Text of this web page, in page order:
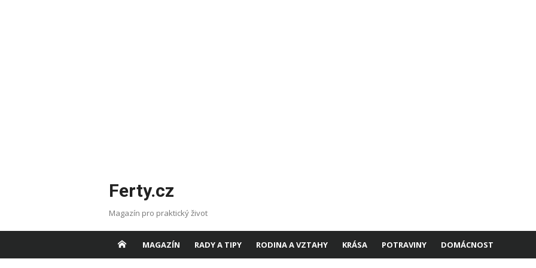
Ferty.cz
Magazín pro praktický život
MAGAZÍN RADY A TIPY RODINA A VZTAHY KRÁSA POTRAVINY DOMÁCNOST